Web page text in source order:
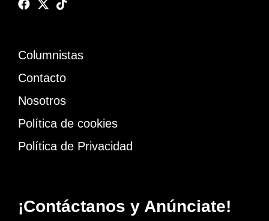
Columnistas
Contacto
Nosotros
Política de cookies
Política de Privacidad
¡Contáctanos y Anúnciate!